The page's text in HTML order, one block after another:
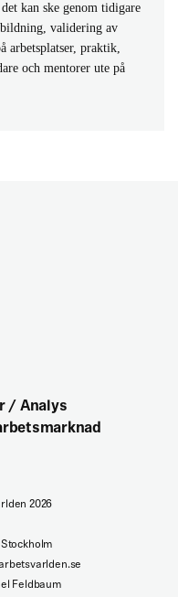
kan ske genom tidigare
validering av
arbetsplatser, praktik,
och mentorer ute på
/ Analys
2026
Stockholm
Feldbaum